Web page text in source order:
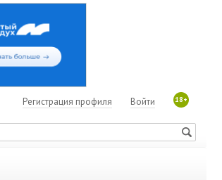
18+
Войти
Регистрация профиля